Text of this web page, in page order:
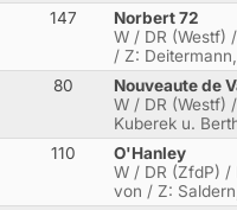
147
Norbert 72
W / DR (Westf)
/ Z:
80
Nouveaute de
W / DR (Westf)
Kuberek u.
110
O'Hanley
W / DR (ZfdP) /
von / Z: